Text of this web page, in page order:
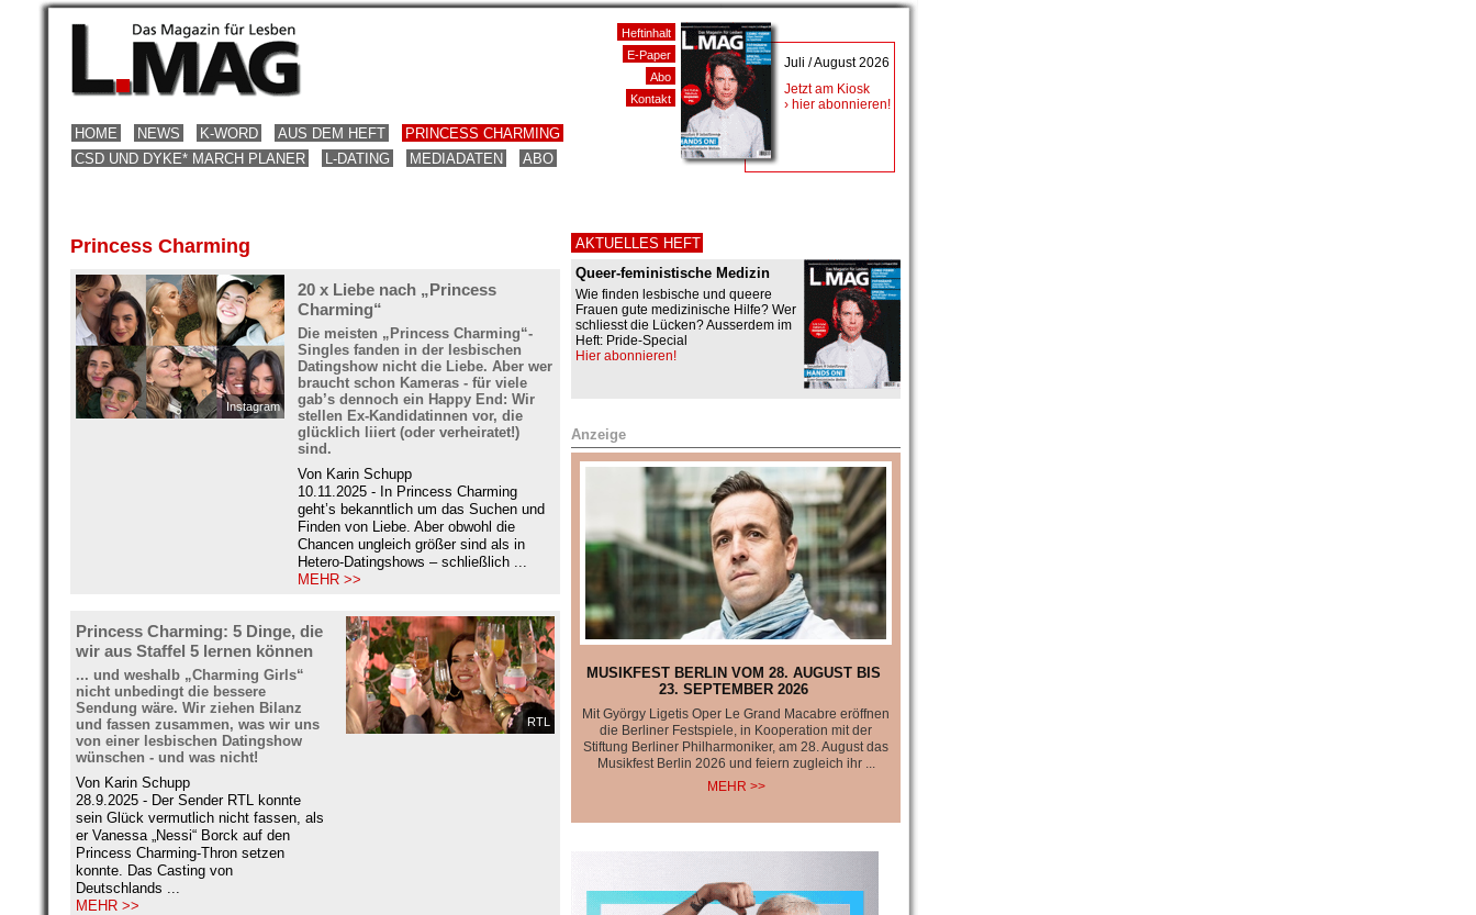
HOME NEWS K-WORD AUS DEM HEFT
PRINCESS CHARMING
CSD UND DYKE* MARCH PLANER
L-DATING MEDIADATEN ABO
Princess Charming
Instagram
20 x Liebe nach „Princess
Charming“
Die meisten „Princess Charming“-
Singles fanden in der lesbischen
Datingshow nicht die Liebe. Aber wer
braucht schon Kameras - für viele
gab’s dennoch ein Happy End: Wir
stellen Ex-Kandidatinnen vor, die
glücklich liiert (oder verheiratet!)
sind.
Von Karin Schupp
10.11.2025 - In Princess Charming
geht’s bekanntlich um das Suchen und
Finden von Liebe. Aber obwohl die
Chancen ungleich größer sind als in
Hetero-Datingshows – schließlich ...
MEHR >>
RTL
Princess Charming: 5 Dinge, die
wir aus Staffel 5 lernen können
... und weshalb „Charming Girls“
nicht unbedingt die bessere
Sendung wäre. Wir ziehen Bilanz
und fassen zusammen, was wir uns
von einer lesbischen Datingshow
wünschen - und was nicht!
Von Karin Schupp
28.9.2025 - Der Sender RTL konnte
sein Glück vermutlich nicht fassen, als
er Vanessa „Nessi“ Borck auf den
Princess Charming-Thron setzen
konnte. Das Casting von
Deutschlands ...
MEHR >>
AKTUELLES HEFT
Queer-feministische Medizin
Wie finden lesbische und queere
Frauen gute medizinische Hilfe? Wer
schliesst die Lücken? Ausserdem im
Heft: Pride-Special
Hier abonnieren!
Anzeige
MUSIKFEST BERLIN VOM 28. AUGUST BIS
23. SEPTEMBER 2026
Mit György Ligetis Oper Le Grand Macabre eröffnen
die Berliner Festspiele, in Kooperation mit der
Stiftung Berliner Philharmoniker, am 28. August das
Musikfest Berlin 2026 und feiern zugleich ihr ...
MEHR >>
Heftinhalt
E-Paper
Abo
Kontakt
Juli / August 2026
Jetzt am Kiosk
› hier abonnieren!